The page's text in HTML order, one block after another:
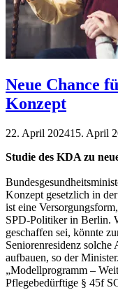
Neue Chance
Konzept
22. April 202415. April
Studie des KDA zu
Konzept gesetzlich in
ist eine
SPD-Politiker in Berlin.
geschaffen sei, könnte
Seniorenresidenz solche
aufbauen, so der
„Modellprogramm –
Pflegebedürftige § 45f